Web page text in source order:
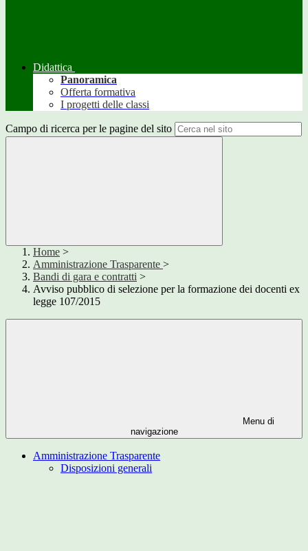
Didattica
Panoramica
Offerta formativa
I progetti delle classi
Campo di ricerca per le pagine del sito
Home >
Amministrazione Trasparente >
Bandi di gara e contratti >
Avviso pubblico di selezione per la formazione dei docenti ex
legge 107/2015
Menu di
navigazione
Amministrazione Trasparente
Disposizioni generali